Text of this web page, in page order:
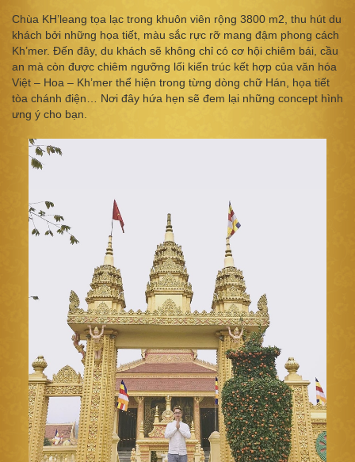
Chùa KH’leang tọa lạc trong khuôn viên rộng 3800 m2, thu hút du
khách bởi những họa tiết, màu sắc rực rỡ mang đậm phong cách
Kh’mer. Đến đây, du khách sẽ không chỉ có cơ hội chiêm bái, cầu
an mà còn được chiêm ngưỡng lối kiến trúc kết hợp của văn hóa
Việt – Hoa – Kh’mer thể hiện trong từng dòng chữ Hán, họa tiết
tòa chánh điện… Nơi đây hứa hẹn sẽ đem lại những concept hình
ưng ý cho bạn.